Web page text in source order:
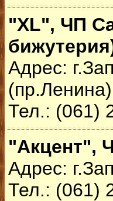
"XL", ЧП
Адрес:
Тел.: (061)
"Акцент",
Адрес:
Тел.: (061)